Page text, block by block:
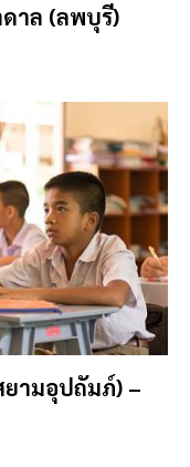
าล (ลพบุรี)
ยามอุปถัมภ์) –